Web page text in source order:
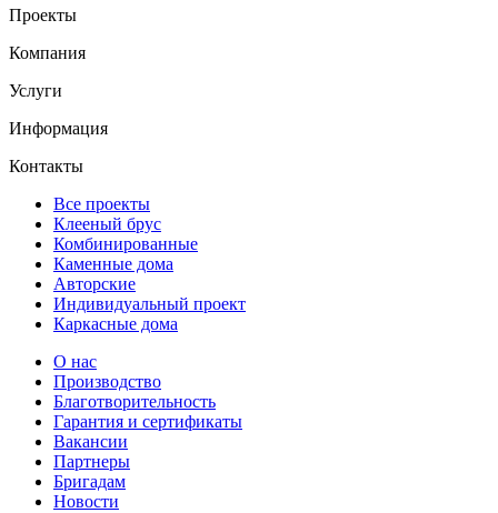
Проекты
Компания
Услуги
Информация
Контакты
Все проекты
Клееный брус
Комбинированные
Каменные дома
Авторские
Индивидуальный проект
Каркасные дома
О нас
Производство
Благотворительность
Гарантия и сертификаты
Вакансии
Партнеры
Бригадам
Новости